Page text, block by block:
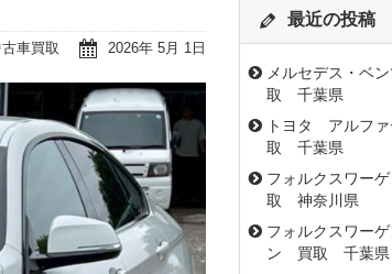
2026年 5月 1日
車買取
最近の投稿
メルセデス・ベ
取 千葉県
トヨタ アルフ
取 千葉県
フォルクスワー
取 神奈川県
フォルクスワー
ン 買取 千葉県